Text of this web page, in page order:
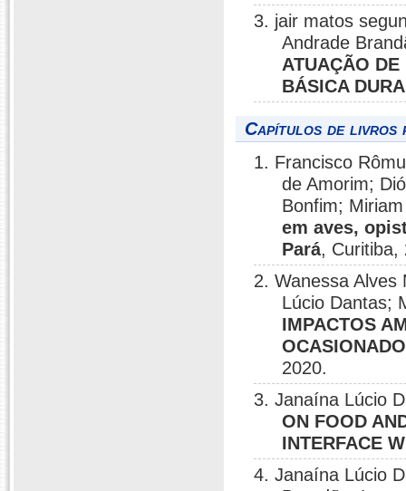
3. jair matos
Andrade
ATUAÇÃO DE
BÁSICA
Capítulos de livros
1. Francisco
de Amorim;
Bonfim;
em aves,
Pará, Curitiba,
2. Wanessa Alves
Lúcio Dantas;
IMPACTOS
2020.
3. Janaína Lúcio
ON FOOD
INTERFACE
4. Janaína Lúcio